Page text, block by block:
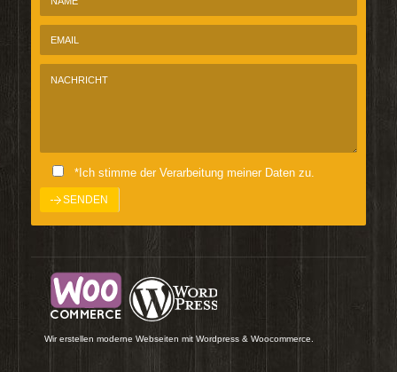
*Ich stimme der Verarbeitung meiner Daten zu.
Wir erstellen moderne Webseiten mit Wordpress & Woocommerce.